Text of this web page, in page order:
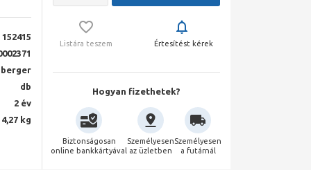
152415
db
2 év
4,27 kg
Listára teszem Értesítést kérek
Hogyan fizethetek?
Biztonságosan
online bankkártyával
Személyesen
az üzletben
Személyesen
a futárnál